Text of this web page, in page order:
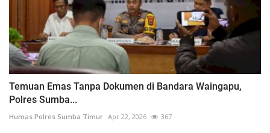
Temuan Emas Tanpa Dokumen di Bandara Waingapu,
Polres Sumba...
Humas Polres Sumba Timur Apr 22, 2026 367